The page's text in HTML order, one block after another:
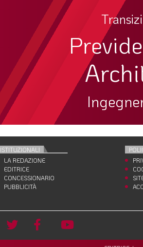
ISTITUZIONALI
LA REDAZIONE
EDITRICE
CONCESSIONARIO
PUBBLICITÀ